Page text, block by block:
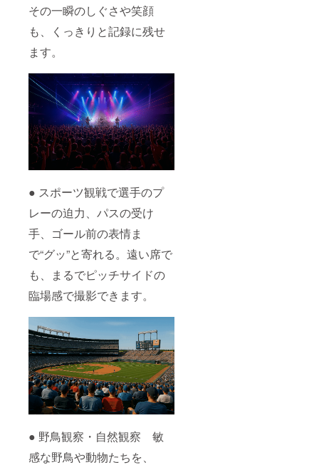
その一瞬のしぐさや笑顔
も、くっきりと記録に残せ
ます。
● スポーツ観戦で選手のプ
レーの迫力、パスの受け
手、ゴール前の表情ま
で“グッ”と寄れる。遠い席で
も、まるでピッチサイドの
臨場感で撮影できます。
● 野鳥観察・自然観察 敏
感な野鳥や動物たちを、